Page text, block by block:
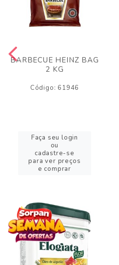
BARBECUE HEINZ BAG
2 KG
Código: 61946
Faça seu login
ou
cadastre-se
para ver preços
e comprar